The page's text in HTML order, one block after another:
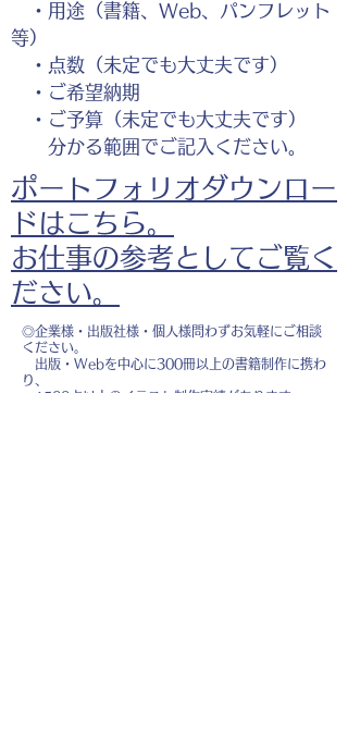
・用途（書籍、Web、パンフレット
等）
・点数（未定でも大丈夫です）
・ご希望納期
・ご予算（未定でも大丈夫です）
分かる範囲でご記入ください。
ポートフォリオダウンロー
ドはこちら。
お仕事の参考としてご覧く
ださい。
◎企業様・出版社様・個人様問わずお気軽にご相談
ください。
出版・Webを中心に300冊以上の書籍制作に携わ
り、
1500点以上のイラスト制作実績があります。